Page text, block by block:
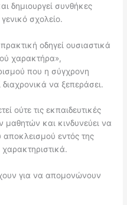
δημιουργεί συνθήκες
σχολείο.
οδηγεί ουσιαστικά
χαρακτήρα»,
που η σύγχρονη
διαχρονικά να ξεπεράσει.
ούτε τις εκπαιδευτικές
μαθητών και κινδυνεύει να
εντός της
χαρακτηριστικά.
για να απομονώνουν